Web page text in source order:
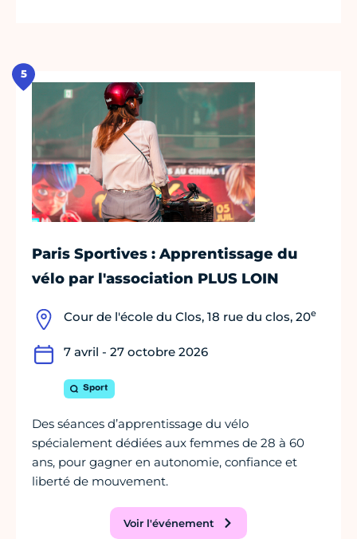
5
Paris Sportives : Apprentissage du
vélo par l'association PLUS LOIN
Cour de l'école du Clos, 18 rue du clos, 20e
7 avril - 27 octobre 2026
Sport
Des séances d’apprentissage du vélo
spécialement dédiées aux femmes de 28 à 60
ans, pour gagner en autonomie, confiance et
liberté de mouvement.
Voir l'événement